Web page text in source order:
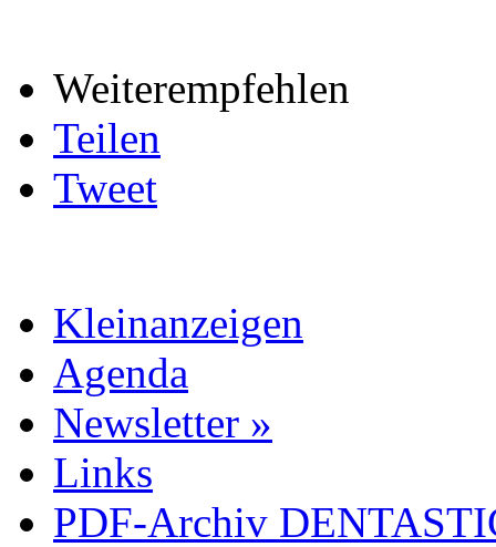
Weiterempfehlen
Teilen
Tweet
Kleinanzeigen
Agenda
Newsletter »
Links
PDF-Archiv